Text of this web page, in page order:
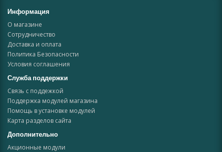
Информация
О магазине
Сотрудничество
Доставка и оплата
Политика Безопасности
Условия соглашения
Служба поддержки
Связь с поддежкой
Поддержка модулей магазина
Помощь в установке модулей
Карта разделов сайта
Дополнительно
Акционные модули